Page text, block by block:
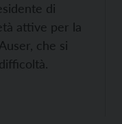
di
attive per la
che si